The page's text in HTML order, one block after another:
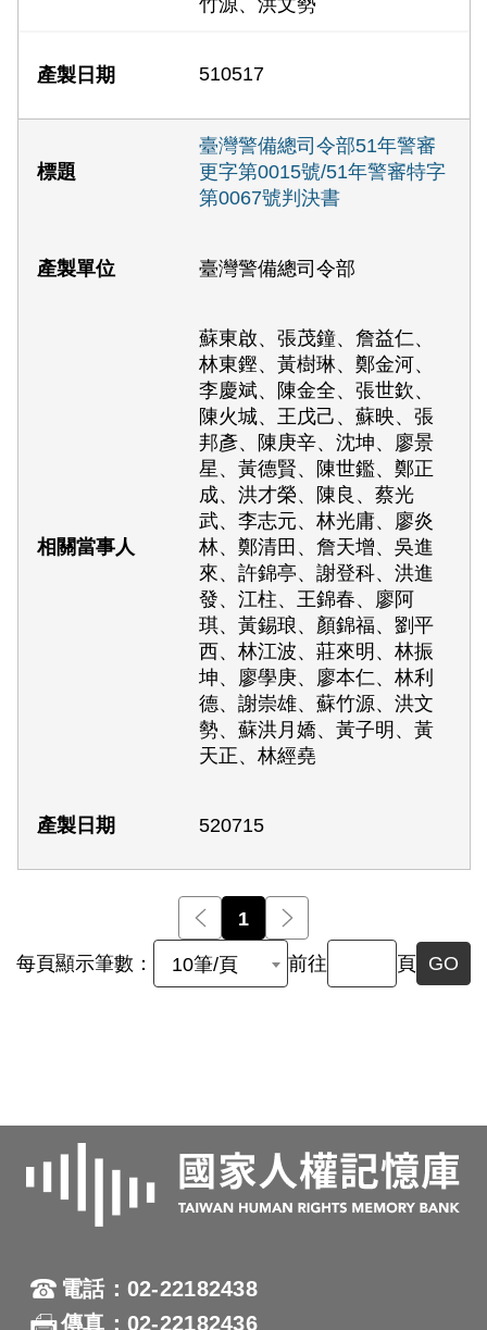
竹源、洪文勢
510517
臺灣警備總司令部51年警審
更字第0015號/51年警審特字
第0067號判決書
臺灣警備總司令部
蘇東啟、張茂鐘、詹益仁、
林東鏗、黃樹琳、鄭金河、
李慶斌、陳金全、張世欽、
陳火城、王戊己、蘇映、張
邦彥、陳庚辛、沈坤、廖景
星、黃德賢、陳世鑑、鄭正
成、洪才榮、陳良、蔡光
武、李志元、林光庸、廖炎
林、鄭清田、詹天增、吳進
來、許錦亭、謝登科、洪進
發、江柱、王錦春、廖阿
琪、黃錫琅、顏錦福、劉平
西、林江波、莊來明、林振
坤、廖學庚、廖本仁、林利
德、謝崇雄、蘇竹源、洪文
勢、蘇洪月嬌、黃子明、黃
天正、林經堯
520715
前一頁
1
每頁顯示筆數： 10筆/頁 前往 頁 GO
電話：02-22182438
傳真：02-22182436